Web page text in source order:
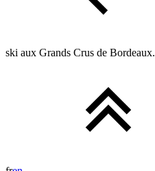
ski aux Grands Crus de Bordeaux.